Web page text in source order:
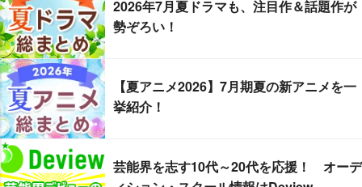
2026年7月夏ドラマも、注目作＆話題作が
勢ぞろい！
【夏アニメ2026】7月期夏の新アニメを一
挙紹介！
芸能界を志す10代～20代を応援！ オーデ